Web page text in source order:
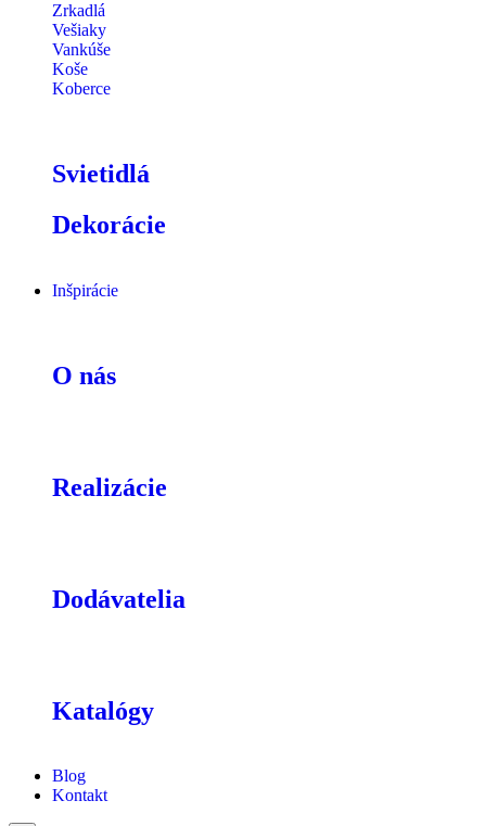
Zrkadlá
Vešiaky
Vankúše
Koše
Koberce
Svietidlá
Dekorácie
Inšpirácie
O nás
Realizácie
Dodávatelia
Katalógy
Blog
Kontakt